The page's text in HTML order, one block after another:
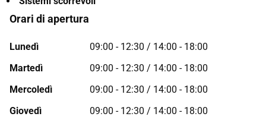
Orari di apertura
Lunedì
09:00 - 12:30 / 14:00 - 18:00
Martedì
09:00 - 12:30 / 14:00 - 18:00
Mercoledì
09:00 - 12:30 / 14:00 - 18:00
Giovedì
09:00 - 12:30 / 14:00 - 18:00